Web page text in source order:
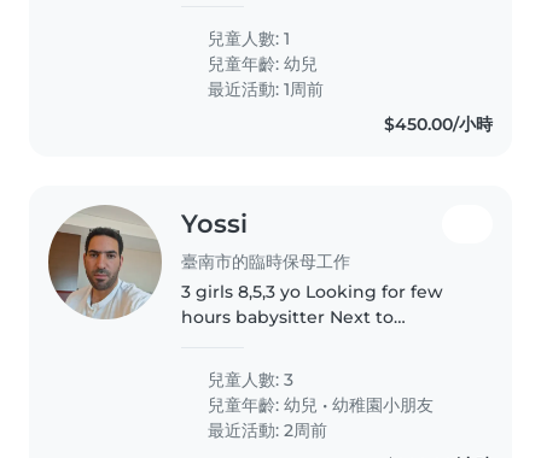
需求為晚間時段,協助準備簡單晚餐、陪
伴孩子用餐、遊戲互動,以及基本的生活
照顧(如洗澡、睡前陪伴等)。我們重視
孩子的安全與情緒陪伴,希望找到有耐
心、細心且有愛心的保母,讓孩子在安心
兒童人數: 1
兒童年齡:幼兒
最近活動: 1周前
$450.00/小時
Yossi
臺南市的臨時保母工作
3 girls 8,5,3 yo Looking for few
hours babysitter Next to
兒童人數: 3
兒童年齡:幼兒 •幼稚園小朋友
最近活動: 2周前